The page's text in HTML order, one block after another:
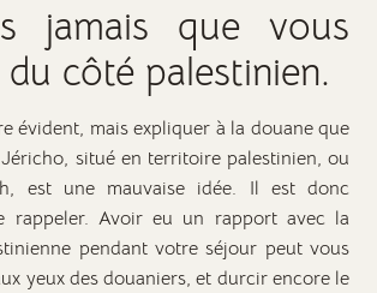
jamais que vous
du côté palestinien.
évident, mais expliquer à la douane que
situé en territoire palestinien, ou
est une mauvaise idée. Il est donc
rappeler. Avoir eu un rapport avec la
pendant votre séjour peut vous
yeux des douaniers, et durcir encore le